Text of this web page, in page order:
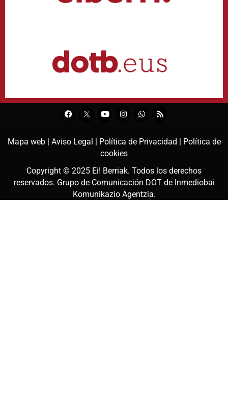
Mapa web | Aviso Legal | Política de Privacidad | Política de
cookies
Copyright © 2025 Ei! Berriak. Todos los derechos
reservados. Grupo de Comunicación DOT de Inmediobai
Komunikazio Agentzia.